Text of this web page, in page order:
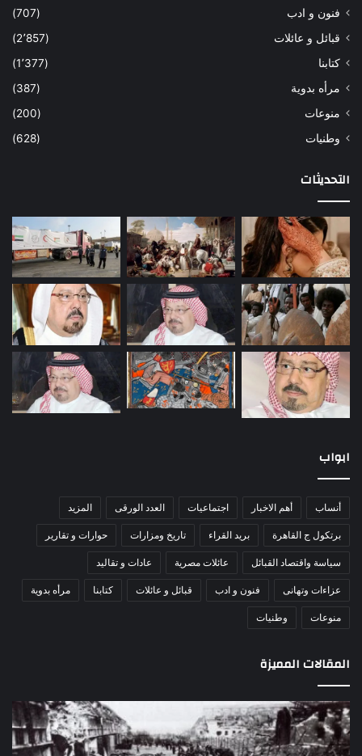
فنون و ادب
(707)
قبائل و عائلات
(2٬857)
كتابنا
(1٬377)
مرأه بدوية
(387)
منوعات
(200)
وطنيات
(628)
التحديثات
ابواب
أنساب أهم الاخبار اجتماعيات العدد الورقى المزيد
برتكول ج القاهرة بريد القراء تاريخ ومزارات حوارات و تقارير
سياسة واقتصاد القبائل عائلات مصرية عادات و تقاليد
عزاءات وتهانى فنون و ادب قبائل و عائلات كتابنا مرأه بدوية
منوعات وطنيات
المقالات المميزة
مذبحة
اللد..
القصة